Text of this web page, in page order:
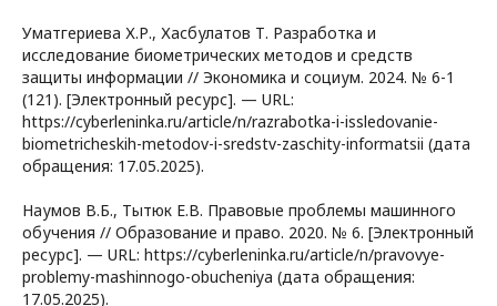
Уматгериева Х.Р., Хасбулатов Т. Разработка и
исследование биометрических методов и средств
защиты информации // Экономика и социум. 2024. № 6-1
(121). [Электронный ресурс]. — URL:
https://cyberleninka.ru/article/n/razrabotka-i-issledovanie-
biometricheskih-metodov-i-sredstv-zaschity-informatsii (дата
обращения: 17.05.2025).
Наумов В.Б., Тытюк Е.В. Правовые проблемы машинного
обучения // Образование и право. 2020. № 6. [Электронный
ресурс]. — URL: https://cyberleninka.ru/article/n/pravovye-
problemy-mashinnogo-obucheniya (дата обращения:
17.05.2025).